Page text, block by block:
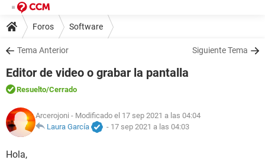
Foros Software
Tema Anterior Siguiente Tema
Editor de video o grabar la pantalla
Resuelto/Cerrado
Arcerojoni - Modificado el 17 sep 2021 a las 04:04
Laura García
- 17 sep 2021 a las 04:03
Hola,